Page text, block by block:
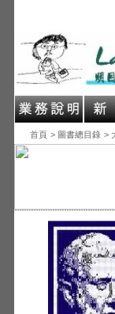
首頁 > 圖書總目錄 >